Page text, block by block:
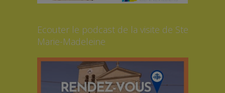
Ecouter le podcast de la visite de Ste
Marie-Madeleine